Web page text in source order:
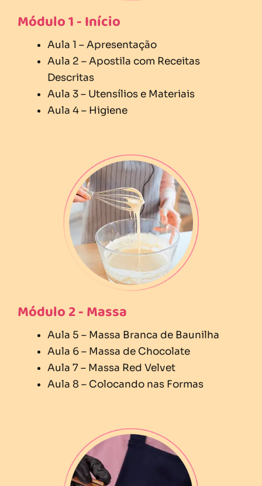
Módulo 1 - Início
Aula 1 – Apresentação
Aula 2 – Apostila com Receitas
Descritas
Aula 3 – Utensílios e Materiais
Aula 4 – Higiene
Módulo 2 - Massa
Aula 5 – Massa Branca de Baunilha
Aula 6 – Massa de Chocolate
Aula 7 – Massa Red Velvet
Aula 8 – Colocando nas Formas